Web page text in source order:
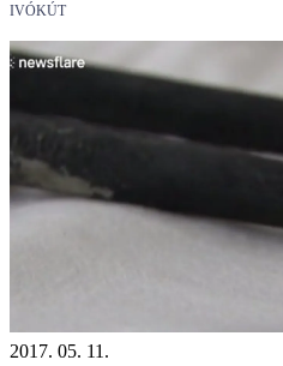
IVÓKÚT
2017. 05. 11.